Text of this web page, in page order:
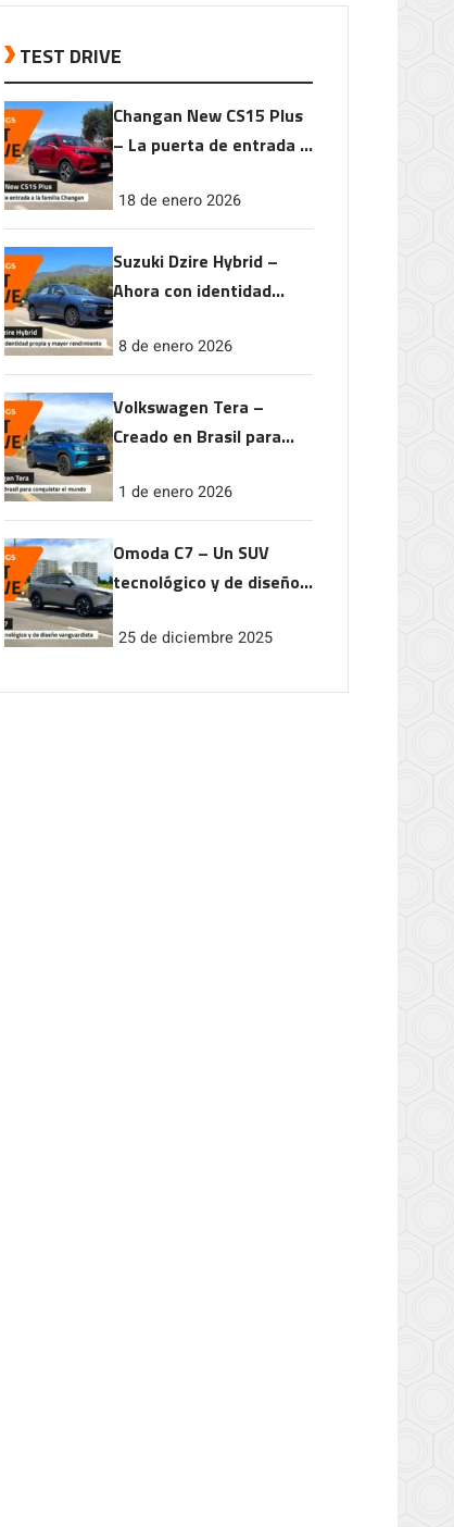
TEST DRIVE
Changan New CS15 Plus
– La puerta de entrada a
18 de enero 2026
Suzuki Dzire Hybrid –
Ahora con identidad
rendimiento
8 de enero 2026
Volkswagen Tera –
Creado en Brasil para
1 de enero 2026
Omoda C7 – Un SUV
tecnológico y de diseño
25 de diciembre 2025